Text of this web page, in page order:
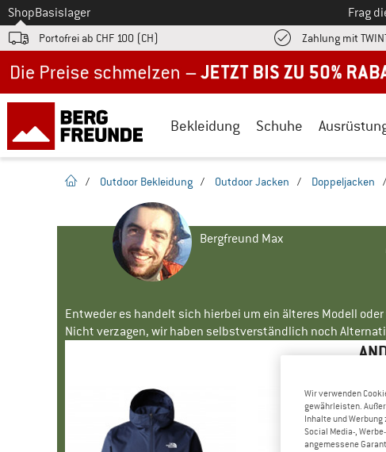
Zum
ShopBasislager Frag
Portofrei ab CHF 100 (CH) Zahlung mit
Bekleidung Schuhe
Startseite
/ Outdoor Bekleidung / Outdoor Jacken / Doppeljacken /
Bergfreund Max
Entweder es handelt sich hierbei um ein älteres Modell
Nicht verzagen, wir haben selbstverständlich noch
Wir verwenden
gewährleisten.
Inhalte und
Social Media-,
angemessene